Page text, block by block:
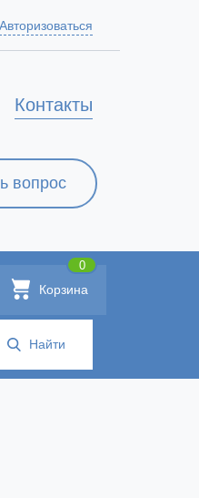
Авторизоваться
Контакты
вопрос
Корзина
0